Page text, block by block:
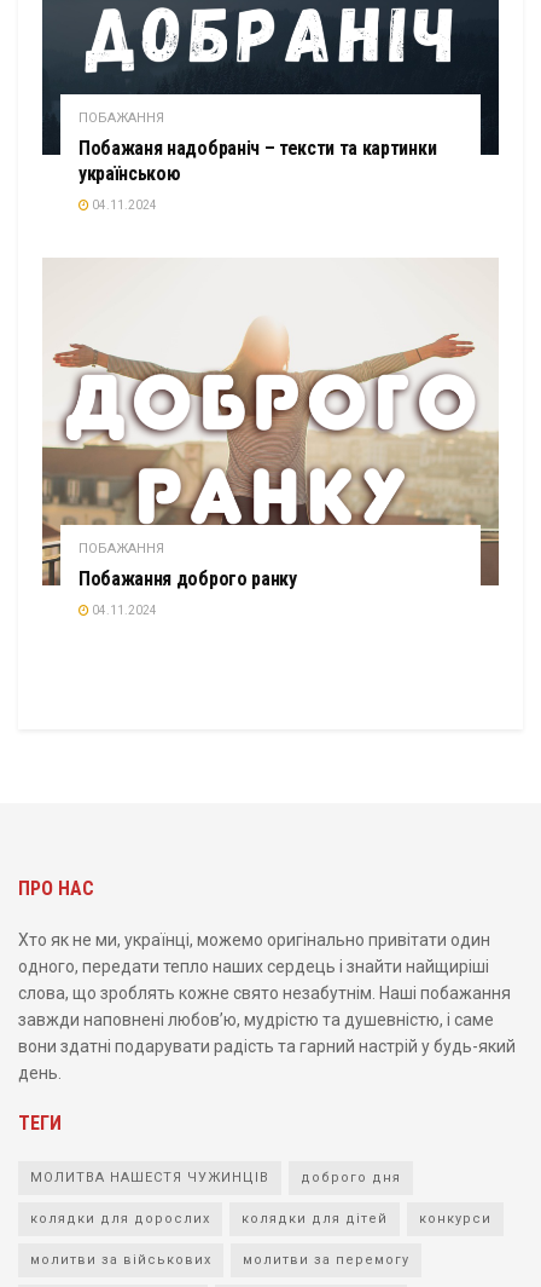
ПОБАЖАННЯ
Побажаня надобраніч – тексти та картинки
українською
04.11.2024
ПОБАЖАННЯ
Побажання доброго ранку
04.11.2024
ПРО НАС
Хто як не ми, українці, можемо оригінально привітати один
одного, передати тепло наших сердець і знайти найщиріші
слова, що зроблять кожне свято незабутнім. Наші побажання
завжди наповнені любов’ю, мудрістю та душевністю, і саме
вони здатні подарувати радість та гарний настрій у будь-який
день.
ТЕГИ
МОЛИТВА НАШЕСТЯ ЧУЖИНЦІВ доброго дня
колядки для дорослих колядки для дітей конкурси
молитви за військових молитви за перемогу